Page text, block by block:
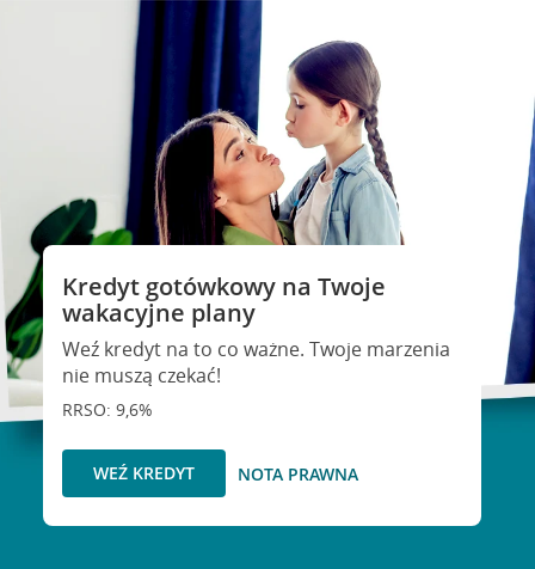
Kredyt gotówkowy na Twoje
wakacyjne plany
Weź kredyt na to co ważne. Twoje marzenia
nie muszą czekać!
RRSO: 9,6%
WEŹ KREDYT NOTA PRAWNA